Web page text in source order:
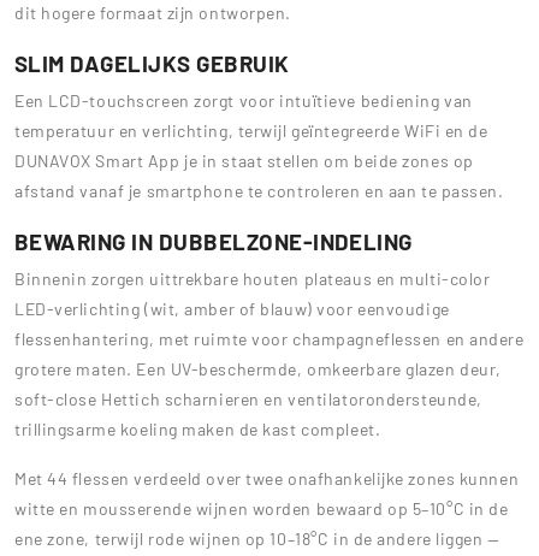
dit hogere formaat zijn ontworpen.
SLIM DAGELIJKS GEBRUIK
Een LCD-touchscreen zorgt voor intuïtieve bediening van
temperatuur en verlichting, terwijl geïntegreerde WiFi en de
DUNAVOX Smart App je in staat stellen om beide zones op
afstand vanaf je smartphone te controleren en aan te passen.
BEWARING IN DUBBELZONE-INDELING
Binnenin zorgen uittrekbare houten plateaus en multi-color
LED-verlichting (wit, amber of blauw) voor eenvoudige
flessenhantering, met ruimte voor champagneflessen en andere
grotere maten. Een UV-beschermde, omkeerbare glazen deur,
soft-close Hettich scharnieren en ventilatorondersteunde,
trillingsarme koeling maken de kast compleet.
Met 44 flessen verdeeld over twee onafhankelijke zones kunnen
witte en mousserende wijnen worden bewaard op 5–10°C in de
ene zone, terwijl rode wijnen op 10–18°C in de andere liggen —